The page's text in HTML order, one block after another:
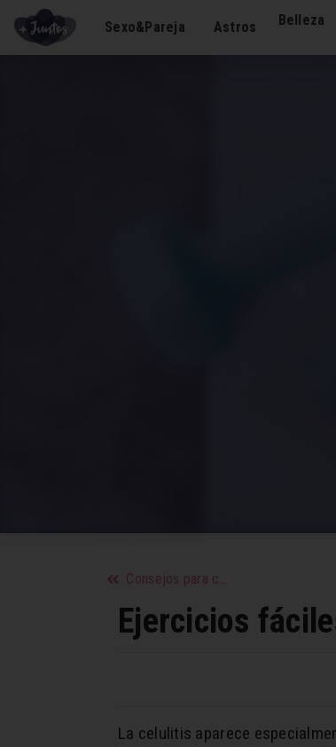
Sexo&Pareja Astros Belleza
Consejos para curar la cicatriz de la cesárea
Ejercicios
La celulitis aparece